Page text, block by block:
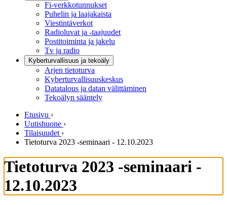
Fi-verkkotunnukset
Puhelin ja laajakaista
Viestintäverkot
Radioluvat ja -taajuudet
Postitoiminta ja jakelu
Tv ja radio
Kyberturvallisuus ja tekoäly
Arjen tietoturva
Kyberturvallisuuskeskus
Datatalous ja datan välittäminen
Tekoälyn sääntely
Etusivu ›
Uutishuone ›
Tilaisuudet ›
Tietoturva 2023 -seminaari - 12.10.2023
Tietoturva 2023 -seminaari -
12.10.2023